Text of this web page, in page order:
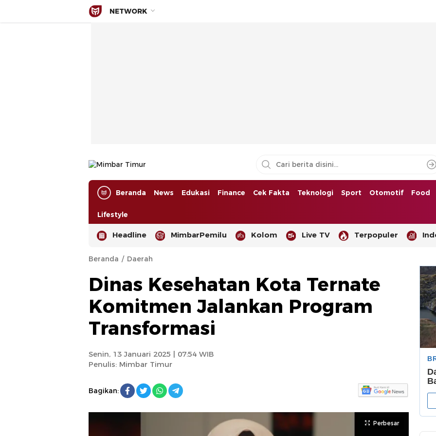
NETWORK
Mimbar Timur
Media Berjaringan Indonesia Timur
Beranda
News Edukasi Finance Cek Fakta Teknologi Sport Otomotif Food
Lifestyle
Headline MimbarPemilu Kolom Live TV Terpopuler
Beranda Daerah
Dinas Kesehatan Kota Ternate
Komitmen Jalankan Program
Transformasi
Penulis: Mimbar Timur
Senin, 13 Januari 2025 | 07:54 WIB
Bagikan:
Perbesar
--